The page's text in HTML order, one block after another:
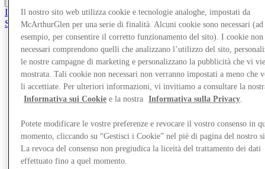
Il Club
Salvata
Negozi
Il nostro sito web utilizza cookie e tecnologie analoghe, impostati da
McArthurGlen per una serie di finalità. Alcuni cookie sono necessari (ad
esempio, per consentire il corretto funzionamento del sito). I cookie non
necessari comprendono quelli che analizzano l’utilizzo del sito,
le nostre campagne di marketing e personalizzano la pubblicità che vi
mostrata. Tali cookie non necessari non verranno impostati a meno che
li accettiate. Per ulteriori informazioni, vi invitiamo a consultare la
Informativa sui Cookie e la nostra Informativa sulla Privacy.
Potete modificare le vostre preferenze e revocare il vostro consenso in
momento, cliccando su “Gestisci i Cookie” nel piè di pagina del nostro
La revoca del consenso non pregiudica la liceità del trattamento dei dati
effettuato fino a quel momento.